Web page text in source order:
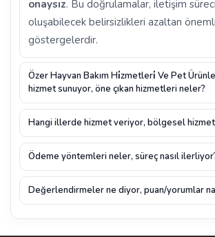
onaysız. Bu doğrulamalar, iletişim
oluşabilecek belirsizlikleri azaltan önemli
göstergelerdir.
Özer Hayvan Bakım Hi̇zmetleri̇ Ve Pet
hizmet sunuyor, öne çıkan hizmetleri neler?
Hangi illerde hizmet veriyor, bölgesel hizmet
Ödeme yöntemleri neler, süreç nasıl
Değerlendirmeler ne diyor, puan/yorumlar